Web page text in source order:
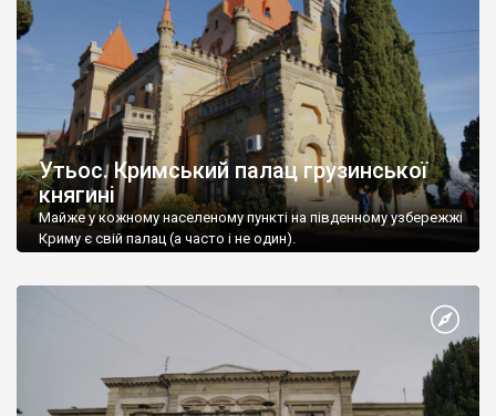
Утьос. Кримський палац грузинської
княгині
Майже у кожному населеному пункті на південному узбережжі
Криму є свій палац (а часто і не один).